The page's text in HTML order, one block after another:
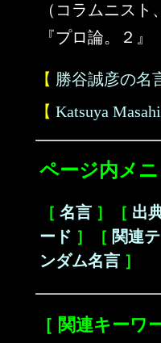
（コラムニスト
『プロ論。２』
【 勝谷誠彦の名
【 Katsuya
ページ内メ
［ 名言 ］［ 出
ード ］［ 関連
ンダム名言 ］
［ 関連キーワ